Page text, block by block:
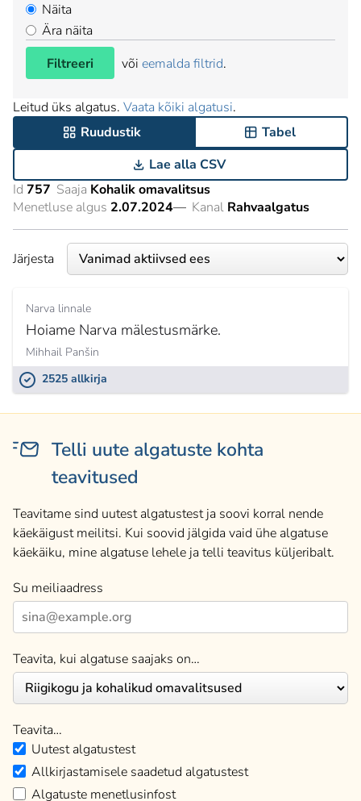
Näita
Ära näita
Filtreeri
või eemalda filtrid.
Leitud üks algatus. Vaata kõiki algatusi.
Ruudustik
Tabel
Lae alla CSV
Id 757 Saaja Kohalik omavalitsus
Menetluse algus 2.07.2024— Kanal Rahvaalgatus
Järjesta
Narva linnale
Hoiame Narva mälestusmärke.
Mihhail Panšin
2525 allkirja
Telli uute algatuste kohta
teavitused
Teavitame sind uutest algatustest ja soovi korral nende
käekäigust meilitsi. Kui soovid jälgida vaid ühe algatuse
käekäiku, mine algatuse lehele ja telli teavitus küljeribalt.
Su meiliaadress
Teavita, kui algatuse saajaks on…
Teavita…
Uutest algatustest
Allkirjastamisele saadetud algatustest
Algatuste menetlusinfost